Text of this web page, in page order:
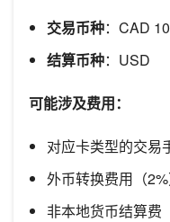
交易币种：CAD
结算币种：USD
可能涉及费用：
对应卡类型的交易
外币转换费用（2%
非本地货币结算费